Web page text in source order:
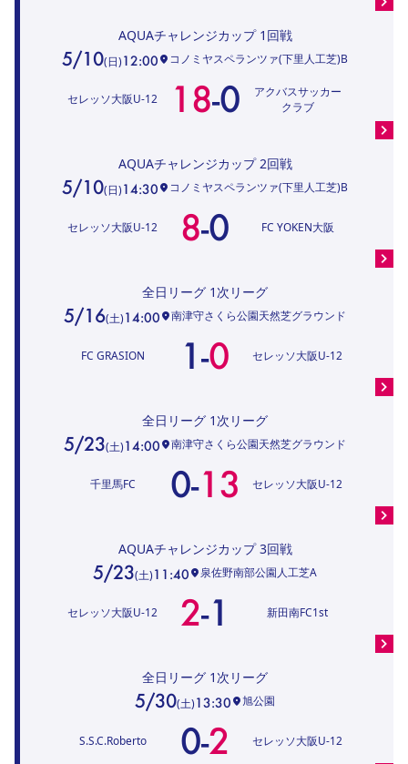
AQUAチャレンジカップ 1回戦
5/10(日)12:00 コノミヤスペランツァ(下里人工芝)B
セレッソ大阪U-12 18-0
アクバスサッカー
クラブ
AQUAチャレンジカップ 2回戦
5/10(日)14:30 コノミヤスペランツァ(下里人工芝)B
セレッソ大阪U-12 8-0 FC YOKEN大阪
全日リーグ 1次リーグ
5/16(土)14:00 南津守さくら公園天然芝グラウンド
セレッソ大阪U-12
0
-
1
FC GRASION
全日リーグ 1次リーグ
5/23(土)14:00 南津守さくら公園天然芝グラウンド
セレッソ大阪U-12
13
-
0
千里馬FC
AQUAチャレンジカップ 3回戦
5/23(土)11:40 泉佐野南部公園人工芝A
セレッソ大阪U-12 2-1 新田南FC1st
全日リーグ 1次リーグ
5/30(土)13:30 旭公園
セレッソ大阪U-12
2
-
0
S.S.C.Roberto